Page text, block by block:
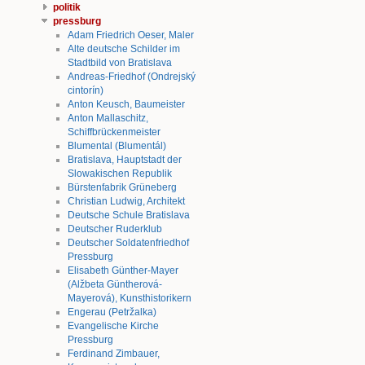
politik
pressburg
Adam Friedrich Oeser, Maler
Alte deutsche Schilder im
Stadtbild von Bratislava
Andreas-Friedhof (Ondrejský
cintorín)
Anton Keusch, Baumeister
Anton Mallaschitz,
Schiffbrückenmeister
Blumental (Blumentál)
Bratislava, Hauptstadt der
Slowakischen Republik
Bürstenfabrik Grüneberg
Christian Ludwig, Architekt
Deutsche Schule Bratislava
Deutscher Ruderklub
Deutscher Soldatenfriedhof
Pressburg
Elisabeth Günther-Mayer
(Alžbeta Güntherová-
Mayerová), Kunsthistorikern
Engerau (Petržalka)
Evangelische Kirche
Pressburg
Ferdinand Zimbauer,